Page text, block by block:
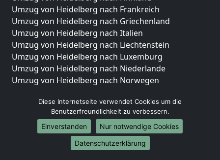
Umzug von Heidelberg nach Frankreich
Umzug von Heidelberg nach Griechenland
Umzug von Heidelberg nach Italien
Umzug von Heidelberg nach Liechtenstein
Umzug von Heidelberg nach Luxemburg
Umzug von Heidelberg nach Niederlande
Umzug von Heidelberg nach Norwegen
Umzüge-Deutschlandweit
Umzug von Heidelberg nach Berlin
Umzug von Heidelberg nach Hamburg
Umzug von Heidelberg nach München
Umzug von Heidelberg nach Köln
Diese Internetseite verwendet Cookies um die
Benutzerfreundlichkeit zu verbessern.
Einverstanden
Nur notwendige Cookies
Datenschutzerklärung